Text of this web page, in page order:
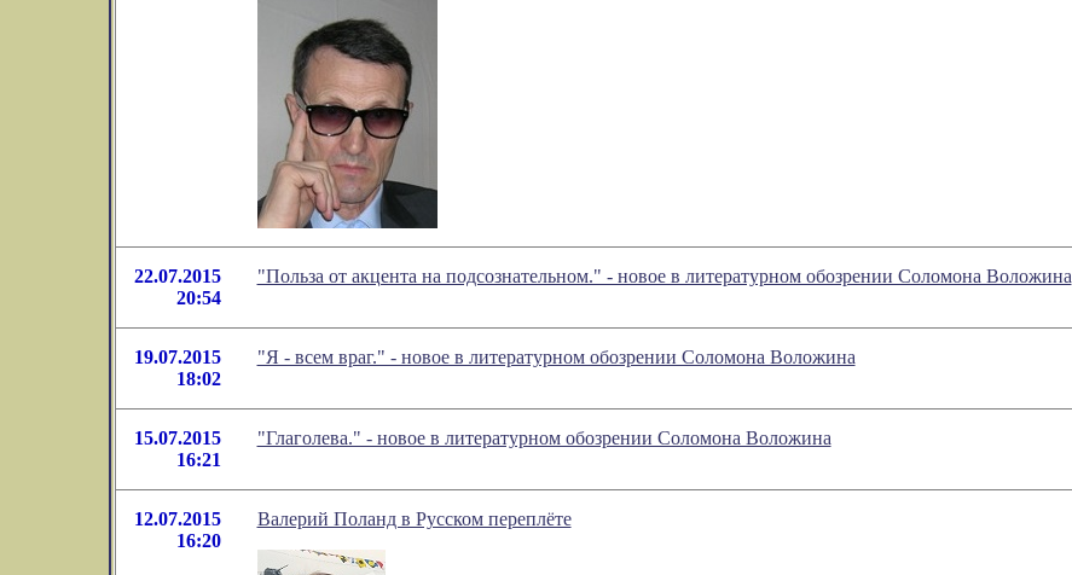
22.07.2015
20:54
"Польза от акцента на подсознательном." - новое в литературном обозрении Соломона Воложина
19.07.2015
18:02
"Я - всем враг." - новое в литературном обозрении Соломона Воложина
15.07.2015
16:21
"Глаголева." - новое в литературном обозрении Соломона Воложина
12.07.2015
16:20
Валерий Поланд в Русском переплёте